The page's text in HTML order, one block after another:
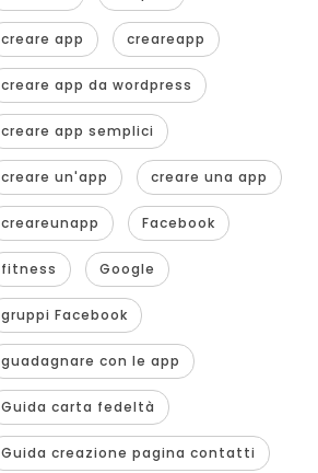
creare app creareapp
creare app da wordpress
creare app semplici
creare un'app creare una app
creareunapp Facebook
fitness Google
gruppi Facebook
guadagnare con le app
Guida carta fedeltà
Guida creazione pagina contatti